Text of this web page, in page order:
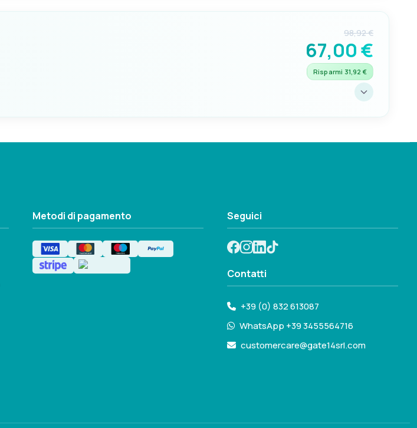
98,92 €
67,00 €
Risparmi 31,92 €
Metodi di pagamento Seguici
Contatti
+39 (0) 832 613087
WhatsApp +39 3455564716
customercare@gate14srl.com